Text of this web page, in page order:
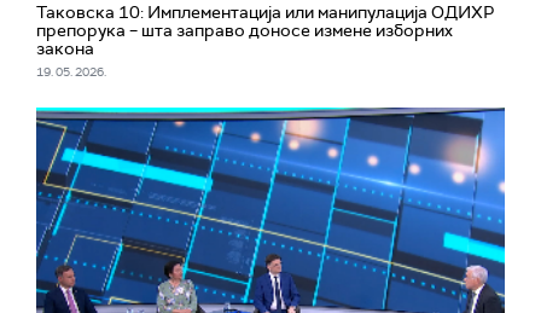
Таковска 10: Имплементација или манипулација ОДИХР
препорука – шта заправо доносе измене изборних
закона
19. 05. 2026.